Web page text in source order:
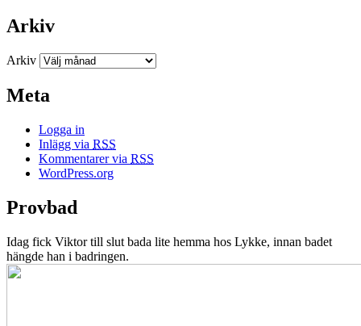
Arkiv
Arkiv
Meta
Logga in
Inlägg via RSS
Kommentarer via RSS
WordPress.org
Provbad
Idag fick Viktor till slut bada lite hemma hos Lykke, innan badet
hängde han i badringen.